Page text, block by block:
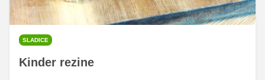
SLADICE
Kinder rezine